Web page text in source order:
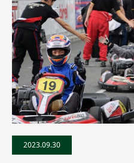
2023.09.30